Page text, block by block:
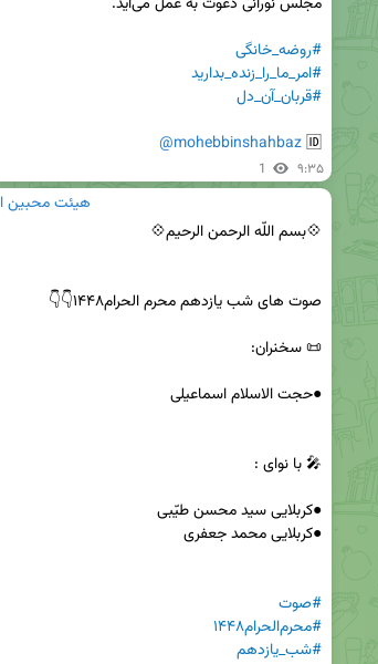
#روضه_خانگی
#امر_ما_را_زنده_بدارید
#قربان_آن_دل
🆔
@mohebbinshahbaz
1 ۹:۳۵
هیئت محبین
#صوت
#محرم‌الحرام۱۴۴۸
#شب_یازدهم